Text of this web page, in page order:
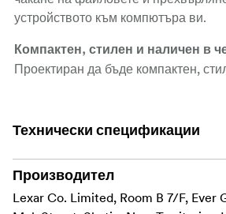
устройството към компютъра ви.
Компактен, стилен и наличен в
Проектиран да бъде компактен,
ключодържател, раница, чанта или
Съхранявайте файловете си
битово AES криптиране
предлага с Lexar DataShield,
Технически спецификации
Производител
Lexar Co. Limited, Room B 7/F, Ever